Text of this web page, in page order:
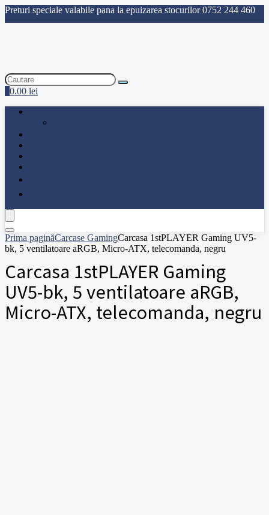
Preturi speciale valabile pana la epuizarea stocurilor0752 244 460
0.00 lei
Prima paginăCarcase GamingCarcasa 1stPLAYER Gaming UV5-
bk, 5 ventilatoare aRGB, Micro-ATX, telecomanda, negru
Carcasa 1stPLAYER Gaming
UV5-bk, 5 ventilatoare aRGB,
Micro-ATX, telecomanda, negru